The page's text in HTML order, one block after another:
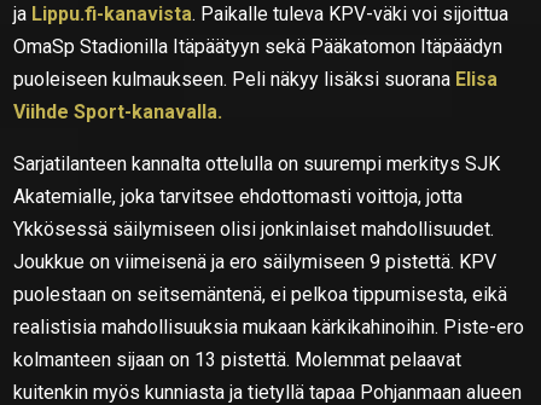
ja Lippu.fi-kanavista. Paikalle tuleva KPV-väki voi sijoittua
OmaSp Stadionilla Itäpäätyyn sekä Pääkatomon Itäpäädyn
puoleiseen kulmaukseen. Peli näkyy lisäksi suorana Elisa
Viihde Sport-kanavalla.
Sarjatilanteen kannalta ottelulla on suurempi merkitys SJK
Akatemialle, joka tarvitsee ehdottomasti voittoja, jotta
Ykkösessä säilymiseen olisi jonkinlaiset mahdollisuudet.
Joukkue on viimeisenä ja ero säilymiseen 9 pistettä. KPV
puolestaan on seitsemäntenä, ei pelkoa tippumisesta, eikä
realistisia mahdollisuuksia mukaan kärkikahinoihin. Piste-ero
kolmanteen sijaan on 13 pistettä. Molemmat pelaavat
kuitenkin myös kunniasta ja tietyllä tapaa Pohjanmaan alueen